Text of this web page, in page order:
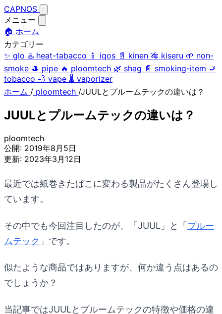
CAPNOS
メニュー
🏠 ホーム
カテゴリー
✨ glo ♨️ heat-tabacco 📱 iqos 📄 kinen 🎋 kiseru 🌱 non-
smoke 🎩 pipe 🔥 ploomtech 🌿 shag 📄 smoking-item 🚬
tobacco 💨 vape 🌡️ vaporizer
ホーム / ploomtech /JUULとプルームテックの違いは？
JUULとプルームテックの違いは？
ploomtech
公開: 2019年8月5日
更新: 2023年3月12日
最近では紙巻きたばこに変わる製品がたくさん登場し
ています。
その中でも今回注目したのが、「JUUL」と「プルー
ムテック 」です。
似たような商品ではありますが、何か違う点はあるの
でしょうか？
当記事ではJUULとプルームテックの特徴や価格の違